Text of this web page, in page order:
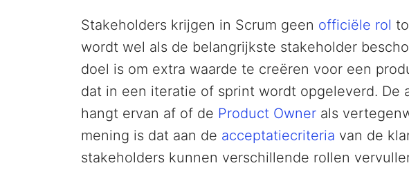
Stakeholders krijgen in Scrum geen officiële rol
wordt wel als de belangrijkste stakeholder
doel is om extra waarde te creëren voor een
dat in een iteratie of sprint wordt opgeleverd. De
hangt ervan af of de Product Owner als
mening is dat aan de acceptatiecriteria van de
stakeholders kunnen verschillende rollen